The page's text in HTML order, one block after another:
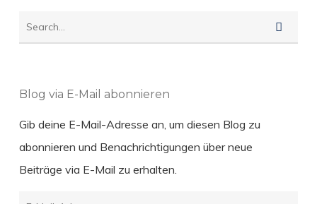
Blog via E-Mail abonnieren
Gib deine E-Mail-Adresse an, um diesen Blog zu
abonnieren und Benachrichtigungen über neue
Beiträge via E-Mail zu erhalten.